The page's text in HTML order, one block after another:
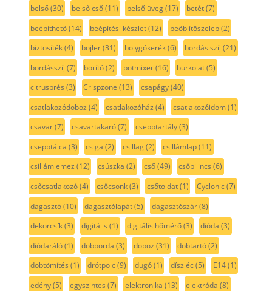
belső(30) belső cső(11) belső üveg(17) betét(7)
beépíthető(14) beépítési készlet(12) beőblítőszelep(2)
biztosíték(4) bojler(31) bolygókerék(6) bordás szíj (21)
bordásszíj (7) borító(2) botmixer(16) burkolat(5)
citrusprés (3) Crispzone (13) csapágy(40)
csatlakozódoboz (4) csatlakozóház (4) csatlakozóidom(1)
csavar(7) csavartakaró(7) csepptartály(3)
csepptálca (3) csiga (2) csillag(2) csillámlap(11)
csillámlemez (12) csúszka (2) cső(49) csőbilincs (6)
csőcsatlakozó(4) csőcsonk(3) csőtoldat(1) Cyclonic(7)
dagasztó(10) dagasztólapát(5) dagasztószár(8)
dekorcsík(3) digitális (1) digitális hőmérő(3) dióda (3)
diódaráló(1) dobborda (3) doboz (31) dobtartó(2)
dobtömítés (1) drótpolc(9) dugó(1) díszléc(5) E14(1)
edény(5) egyszintes (7) elektronika (13) elektróda (8)